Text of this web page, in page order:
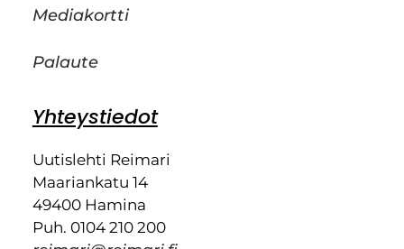
Mediakortti
Palaute
Yhteystiedot
Uutislehti Reimari
Maariankatu 14
49400 Hamina
Puh. 0104 210 200